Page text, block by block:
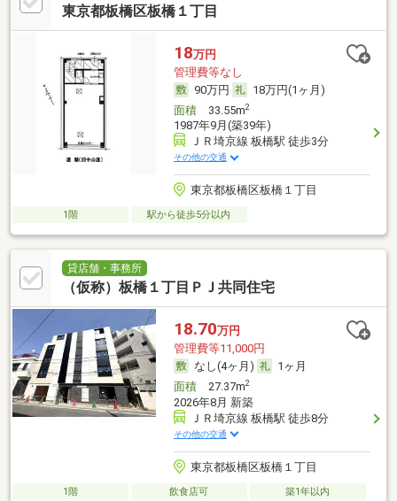
東京都板橋区板橋１丁目
18万円
管理費等なし
90万円
18万円(1ヶ月)
面積33.55m2
1987年9月(築39年)
ＪＲ埼京線 板橋駅 徒歩3分
その他の交通
東京都板橋区板橋１丁目
1階 駅から徒歩5分以内
貸店舗・事務所
（仮称）板橋１丁目ＰＪ共同住宅
18.70万円
管理費等11,000円
なし(4ヶ月)
1ヶ月
面積27.37m2
2026年8月 新築
ＪＲ埼京線 板橋駅 徒歩8分
その他の交通
東京都板橋区板橋１丁目
1階 飲食店可
築1年以内